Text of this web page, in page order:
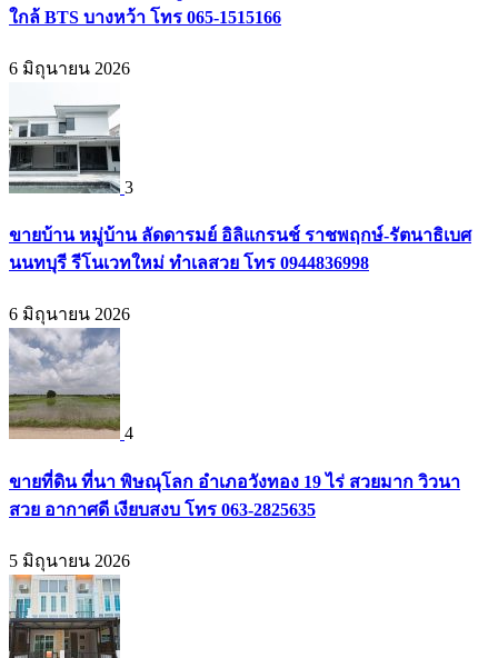
ใกล้ BTS บางหว้า โทร 065-1515166
6 มิถุนายน 2026
3
ขายบ้าน หมู่บ้าน ลัดดารมย์ อิลิแกรนช์ ราชพฤกษ์-รัตนาธิเบศ
นนทบุรี รีโนเวทใหม่ ทำเลสวย โทร 0944836998
6 มิถุนายน 2026
4
ขายที่ดิน ที่นา พิษณุโลก อำเภอวังทอง 19 ไร่ สวยมาก วิวนา
สวย อากาศดี เงียบสงบ โทร 063-2825635
5 มิถุนายน 2026